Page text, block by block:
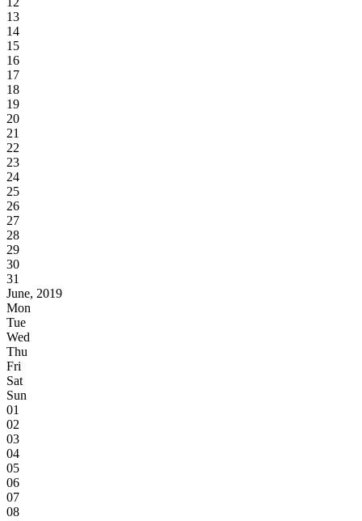
13
14
15
16
17
18
19
20
21
22
23
24
25
26
27
28
29
30
31
June, 2019
Mon
Tue
Wed
Thu
Fri
Sat
Sun
01
02
03
04
05
06
07
08